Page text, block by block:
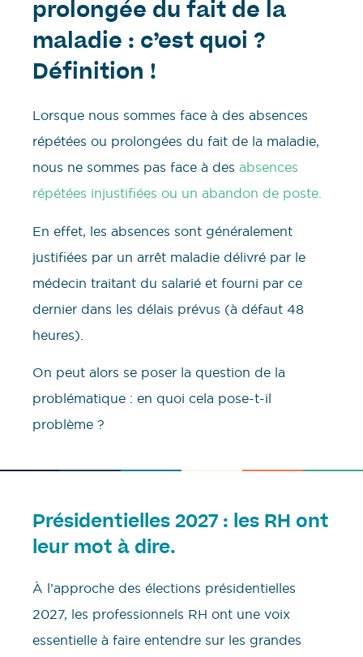
prolongée du fait de la
maladie : c’est quoi ?
Définition !
Lorsque nous sommes face à des absences
répétées ou prolongées du fait de la maladie,
nous ne sommes pas face à des absences
répétées injustifiées ou un abandon de poste.
En effet, les absences sont généralement
justifiées par un arrêt maladie délivré par le
médecin traitant du salarié et fourni par ce
dernier dans les délais prévus (à défaut 48
heures).
On peut alors se poser la question de la
problématique : en quoi cela pose-t-il
problème ?
Présidentielles 2027 : les RH ont
leur mot à dire.
À l’approche des élections présidentielles
2027, les professionnels RH ont une voix
essentielle à faire entendre sur les grandes